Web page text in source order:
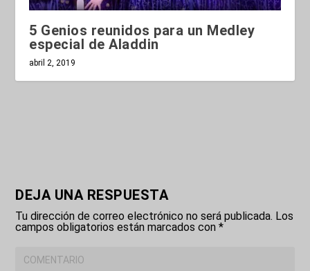
5 Genios reunidos para un Medley
especial de Aladdin
abril 2, 2019
DEJA UNA RESPUESTA
Tu dirección de correo electrónico no será publicada. Los
campos obligatorios están marcados con*